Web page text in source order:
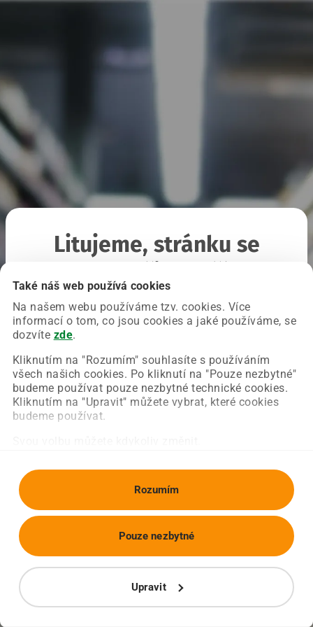
Také náš web používá cookies
Na našem webu používáme tzv. cookies. Více
informací o tom, co jsou cookies a jaké používáme, se
dozvíte zde.
Kliknutím na "Rozumím" souhlasíte s používáním
všech našich cookies. Po kliknutí na "Pouze nezbytné"
budeme používat pouze nezbytné technické cookies.
Kliknutím na "Upravit" můžete vybrat, které cookies
budeme používat.
Rozumím
Upravit
Pouze nezbytné
Litujeme, stránku se
Chyba nastala na naší straně a už ji opravujeme.
Zkuste prosím znovu načíst požadovanou stránku.
Obnovit stránku Úvodní strana